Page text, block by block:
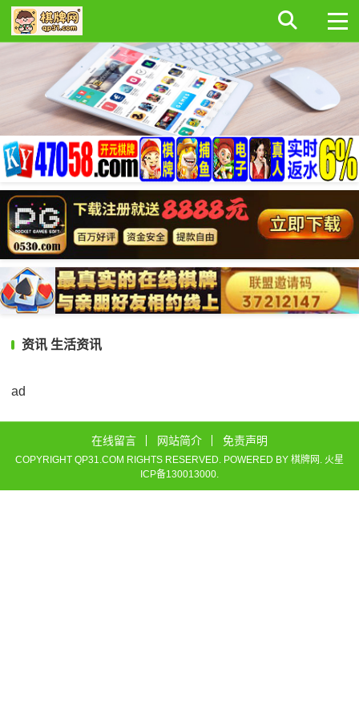
资讯 生活资讯
ad
在线留言 网站简介 免责声明
COPYRIGHT QP31.COM RIGHTS RESERVED. POWERED BY 棋牌网
火星
ICP备130013000